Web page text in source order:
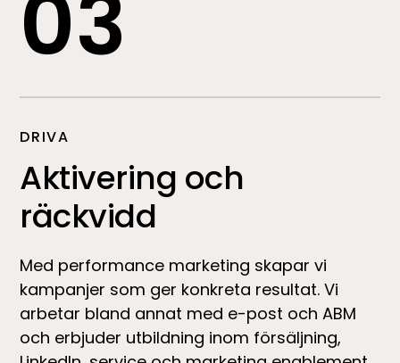
03
DRIVA
Aktivering och
räckvidd
Med performance marketing skapar vi
kampanjer som ger konkreta resultat. Vi
arbetar bland annat med e-post och ABM
och erbjuder utbildning inom försäljning,